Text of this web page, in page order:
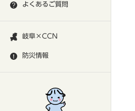
よくあるご質問
岐阜×CCN
防災情報